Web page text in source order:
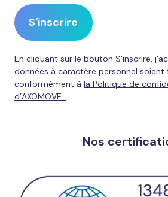
signalement
ne
substitue
en
aucun
médicale.
En cliquant sur le bouton S'inscrire,
données à caractère personnel soient
conformément à la Politique de
d’AXOMOVE.
Nos